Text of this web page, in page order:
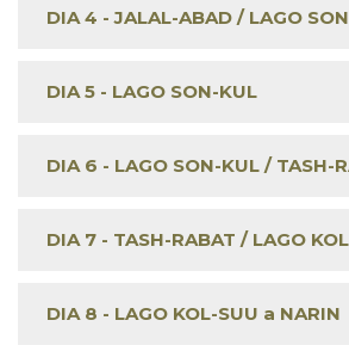
DIA 4 - JALAL-ABAD / LAGO
DIA 5 - LAGO SON-KUL
DIA 6 - LAGO SON-KUL / TASH-
DIA 7 - TASH-RABAT / LAGO
DIA 8 - LAGO KOL-SUU a NARIN